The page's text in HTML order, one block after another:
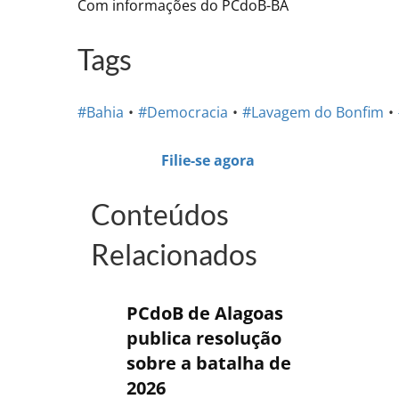
Com informações do PCdoB-BA
Tags
#Bahia #Democracia #Lavagem do Bonfim
Filie-se agora
Conteúdos
Relacionados
PCdoB de Alagoas
publica resolução
sobre a batalha de
2026